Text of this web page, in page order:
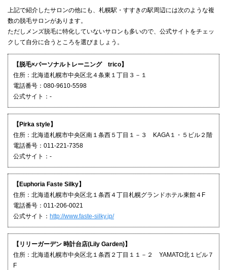
上記で紹介したサロンの他にも、札幌駅・すすきの駅周辺には次のような複
数の脱毛サロンがあります。
ただしメンズ脱毛に特化していないサロンも多いので、公式サイトをチェッ
クして自分に合うところを選びましょう。
【脱毛×パーソナルトレーニング trico】
住所：北海道札幌市中央区北４条東１丁目３－１
電話番号：080-9610-5598
公式サイト：-
【Pirka style】
住所：北海道札幌市中央区南１条西５丁目１－３ KAGA１・５ビル２階
電話番号：011-221-7358
公式サイト：-
【Euphoria Faste Silky】
住所：北海道札幌市中央区北１条西４丁目札幌グランドホテル東館４F
電話番号：011-206-0021
公式サイト： http://www.faste-silky.jp/
【リリーガーデン 時計台店(Lily Garden)】
住所：北海道札幌市中央区北１条西２丁目１１－２ YAMATO北１ビル７
F